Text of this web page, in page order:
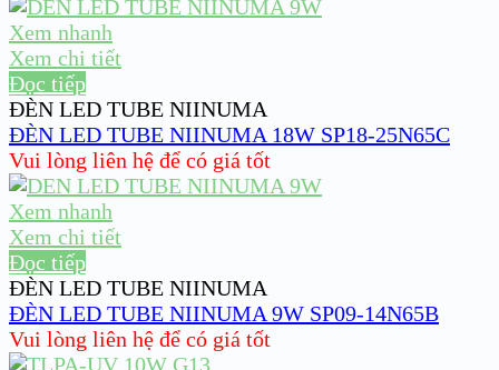
Xem nhanh
Xem chi tiết
Đọc tiếp
ĐÈN LED TUBE NIINUMA
ĐÈN LED TUBE NIINUMA 18W SP18-25N65C
Vui lòng liên hệ để có giá tốt
Xem nhanh
Xem chi tiết
Đọc tiếp
ĐÈN LED TUBE NIINUMA
ĐÈN LED TUBE NIINUMA 9W SP09-14N65B
Vui lòng liên hệ để có giá tốt